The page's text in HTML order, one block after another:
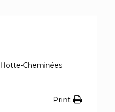
Hotte-Cheminées
Print